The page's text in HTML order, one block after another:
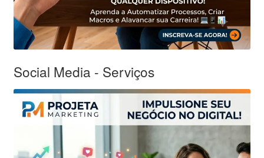
Social Media - Serviços